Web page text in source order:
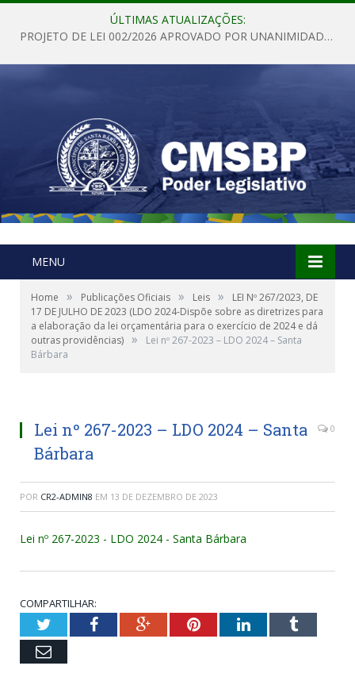
ÚLTIMAS ATUALIZAÇÕES:
PROJETO DE LEI 002/2026 APROVADO POR UNANIMIDADE EM SESSÃO ORDINÁRIA NESTA QUINTA – FEIRA 28 DE MAIO DE 2026
MENU
Home » Publicações Oficiais » Leis »
LEI Nº 267/2023, DE
17 DE JULHO DE 2023 (LDO 2024-Dispõe sobre as diretrizes para
a elaboração da lei orçamentária para o exercício de 2024 e dá
outras providências) »
Lei nº 267-2023 – LDO 2024 – Santa
Bárbara
Lei nº 267-2023 – LDO 2024 – Santa
Bárbara
0
POR CR2-ADMIN8 EM 13 DE DEZEMBRO DE 2023
Lei nº 267-2023 - LDO 2024 - Santa Bárbara
COMPARTILHAR:
TwitterFacebookGoogle+PinterestLinkedInTumblr
Email